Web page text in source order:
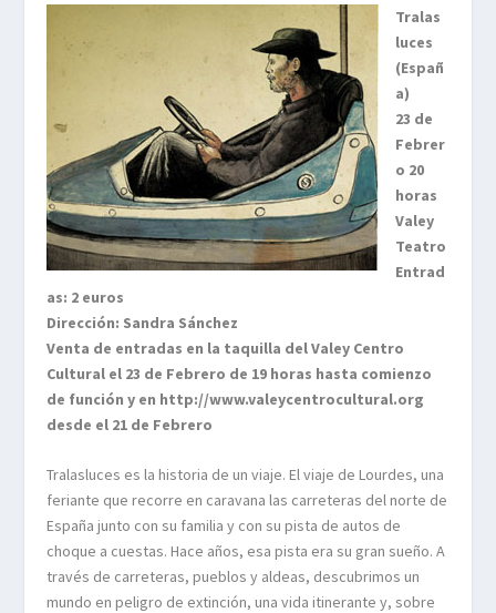
Tralas
luces
(Españ
a)
23 de
Febrer
o 20
horas
Valey
Teatro
Entrad
as: 2 euros
Dirección: Sandra Sánchez
Venta de entradas en la taquilla del Valey Centro
Cultural el 23 de Febrero de 19 horas hasta comienzo
de función y en http://www.valeycentrocultural.org
desde el 21 de Febrero
Tralasluces es la historia de un viaje. El viaje de Lourdes, una
feriante que recorre en caravana las carreteras del norte de
España junto con su familia y con su pista de autos de
choque a cuestas. Hace años, esa pista era su gran sueño. A
través de carreteras, pueblos y aldeas, descubrimos un
mundo en peligro de extinción, una vida itinerante y, sobre